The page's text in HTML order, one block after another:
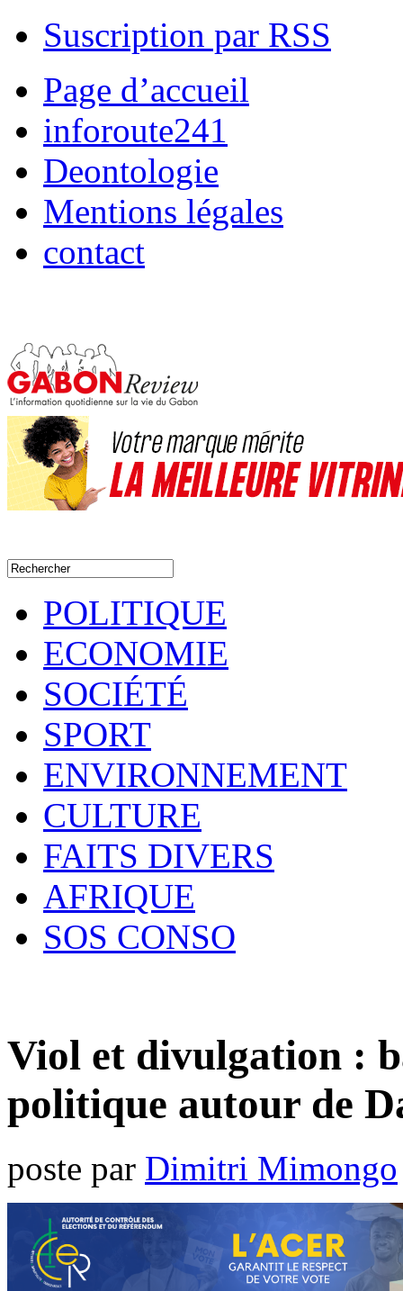
Suscription par RSS
Page d’accueil
inforoute241
Deontologie
Mentions légales
contact
POLITIQUE
ECONOMIE
SOCIÉTÉ
SPORT
ENVIRONNEMENT
CULTURE
FAITS DIVERS
AFRIQUE
SOS CONSO
Viol et divulgation :
politique autour de
poste par Dimitri Mimongo